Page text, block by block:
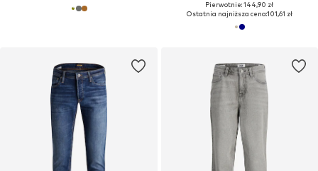
Pierwotnie: 144,90 zł
Ostatnia najniższa cena:101,61 zł